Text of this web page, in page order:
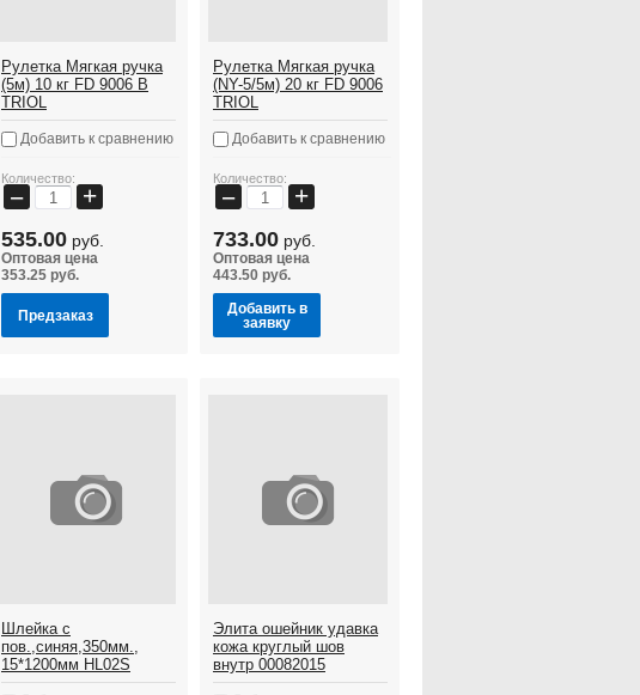
Рулетка Мягкая ручка
(5м) 10 кг FD 9006 В
TRIOL
Добавить к сравнению
Количество:
− +
535.00 руб.
Оптовая цена
353.25 руб.
Предзаказ
Рулетка Мягкая ручка
(NY-5/5м) 20 кг FD 9006
TRIOL
Добавить к сравнению
Количество:
− +
733.00 руб.
Оптовая цена
443.50 руб.
Добавить в
заявку
Шлейка с
пов.,синяя,350мм.,
15*1200мм HL02S
Элита ошейник удавка
кожа круглый шов
внутр 00082015